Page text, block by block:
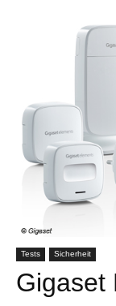
Tests Sicherheit
Gigaset